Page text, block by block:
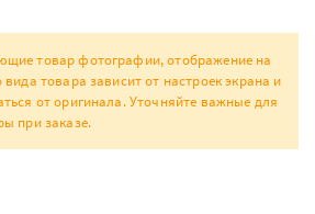
товар фотографии, отображение на
вида товара зависит от настроек экрана и
от оригинала. Уточняйте важные для
при заказе.